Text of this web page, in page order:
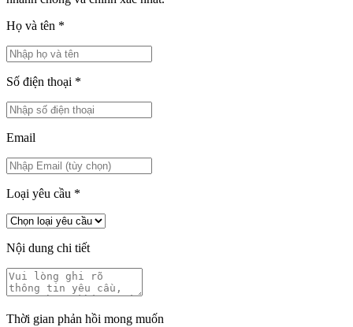
Họ và tên *
Số điện thoại *
Email
Loại yêu cầu *
Nội dung chi tiết
Thời gian phản hồi mong muốn